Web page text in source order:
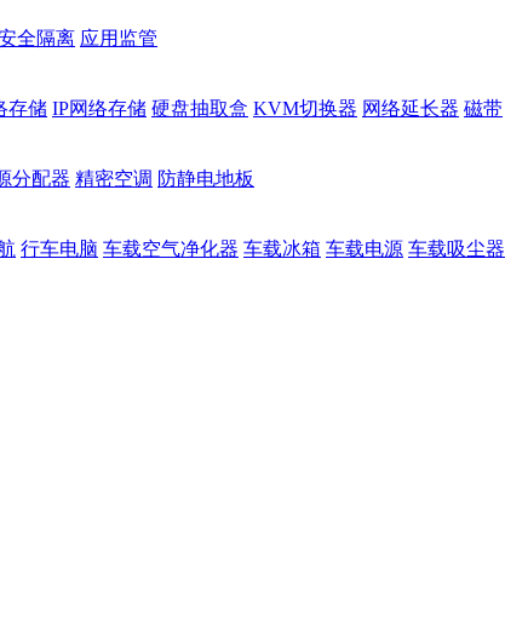
全隔离 应用监管
存储 IP网络存储 硬盘抽取盒 KVM切换器 网络延长器 磁带
分配器 精密空调 防静电地板
行车电脑 车载空气净化器 车载冰箱 车载电源 车载吸尘器